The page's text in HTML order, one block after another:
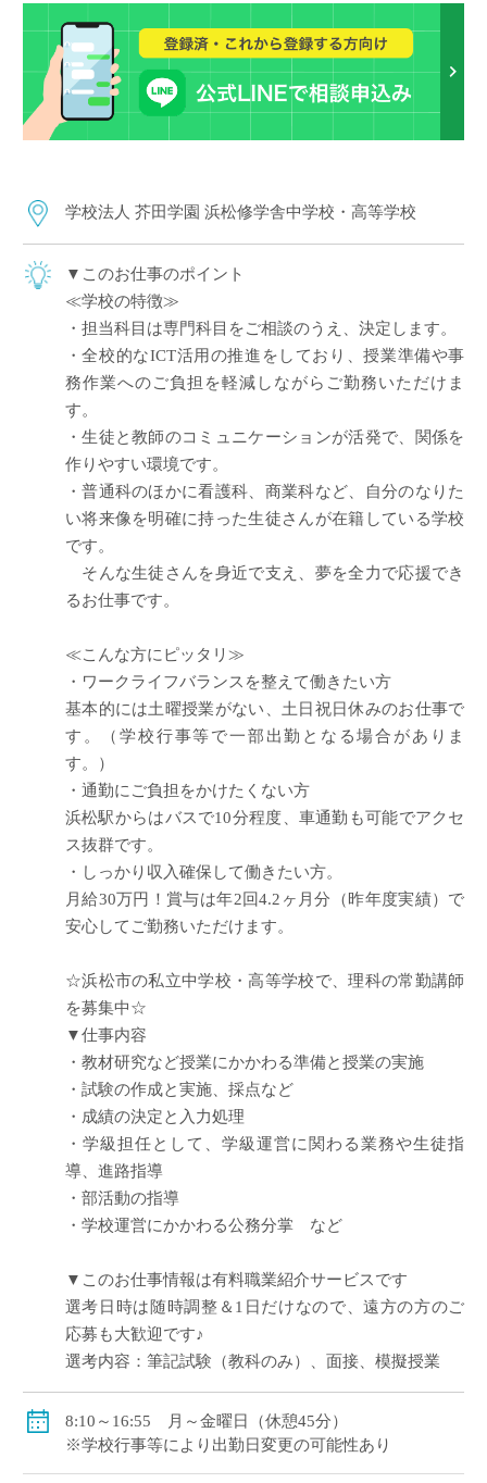
学校法人 芥田学園 浜松修学舎中学校・高等学校
▼このお仕事のポイント
≪学校の特徴≫
・担当科目は専門科目をご相談のうえ、決定します。
・全校的なICT活用の推進をしており、授業準備や事
務作業へのご負担を軽減しながらご勤務いただけま
す。
・生徒と教師のコミュニケーションが活発で、関係を
作りやすい環境です。
・普通科のほかに看護科、商業科など、自分のなりた
い将来像を明確に持った生徒さんが在籍している学校
です。
そんな生徒さんを身近で支え、夢を全力で応援でき
るお仕事です。
≪こんな方にピッタリ≫
・ワークライフバランスを整えて働きたい方
基本的には土曜授業がない、土日祝日休みのお仕事で
す。（学校行事等で一部出勤となる場合がありま
す。）
・通勤にご負担をかけたくない方
浜松駅からはバスで10分程度、車通勤も可能でアクセ
ス抜群です。
・しっかり収入確保して働きたい方。
月給30万円！賞与は年2回4.2ヶ月分（昨年度実績）で
安心してご勤務いただけます。
☆浜松市の私立中学校・高等学校で、理科の常勤講師
を募集中☆
▼仕事内容
・教材研究など授業にかかわる準備と授業の実施
・試験の作成と実施、採点など
・成績の決定と入力処理
・学級担任として、学級運営に関わる業務や生徒指
導、進路指導
・部活動の指導
・学校運営にかかわる公務分掌 など
▼このお仕事情報は有料職業紹介サービスです
選考日時は随時調整＆1日だけなので、遠方の方のご
応募も大歓迎です♪
選考内容：筆記試験（教科のみ）、面接、模擬授業
8:10～16:55 月～金曜日（休憩45分）
※学校行事等により出勤日変更の可能性あり